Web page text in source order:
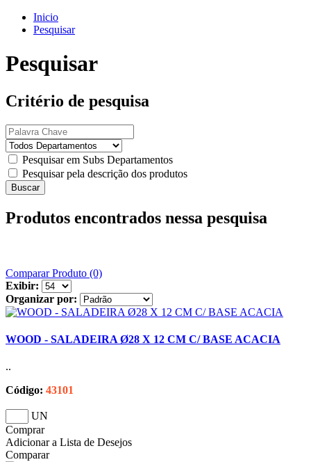
Inicio
Pesquisar
Pesquisar
Critério de pesquisa
Pesquisar em Subs Departamentos
Pesquisar pela descrição dos produtos
Produtos encontrados nessa pesquisa
Comparar Produto (0)
Exibir:
Organizar por:
WOOD - SALADEIRA Ø28 X 12 CM C/ BASE ACACIA
..
Código: 43101
UN
Comprar
Adicionar a Lista de Desejos
Comparar